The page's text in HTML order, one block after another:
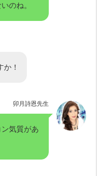
のね。
か！
卯月詩恩先生
気質があ